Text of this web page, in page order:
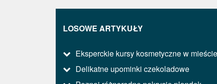
LOSOWE ARTYKUŁY
Eksperckie kursy kosmetyczne w mieście
Delikatne upominki czekoladowe